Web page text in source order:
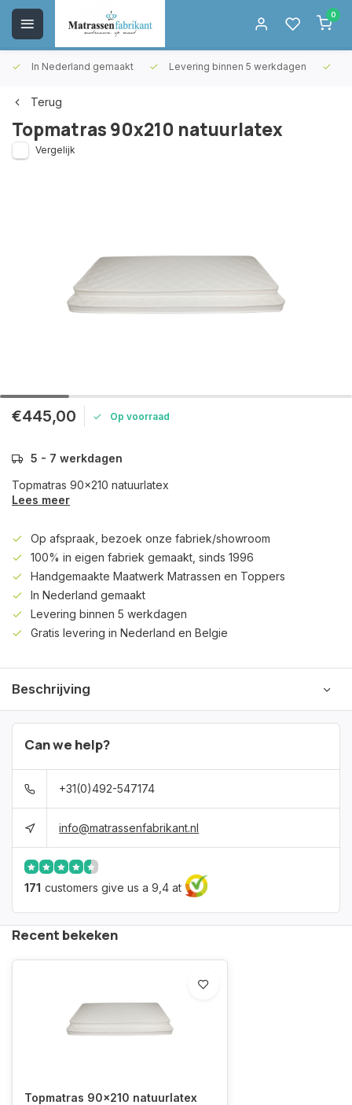
0
In Nederland gemaakt Levering binnen 5 werkdagen
Terug
Topmatras 90x210 natuurlatex
Vergelijk
€445,00 Op voorraad
5 - 7 werkdagen
Topmatras 90x210 natuurlatex
Lees meer
Op afspraak, bezoek onze fabriek/showroom
100% in eigen fabriek gemaakt, sinds 1996
Handgemaakte Maatwerk Matrassen en Toppers
In Nederland gemaakt
Levering binnen 5 werkdagen
Gratis levering in Nederland en Belgie
Beschrijving
Can we help?
+31(0)492-547174
info@matrassenfabrikant.nl
171 customers give us a 9,4 at
Recent bekeken
Topmatras 90x210 natuurlatex